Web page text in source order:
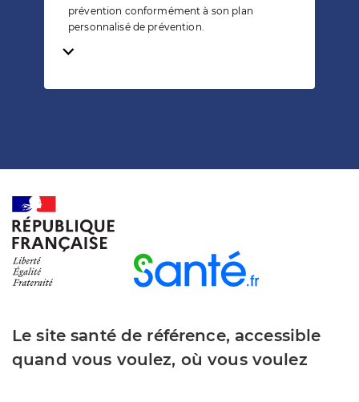
prévention conformément à son plan
personnalisé de prévention.
Temps de lecture
Le site santé de référence, accessible
quand vous voulez, où vous voulez